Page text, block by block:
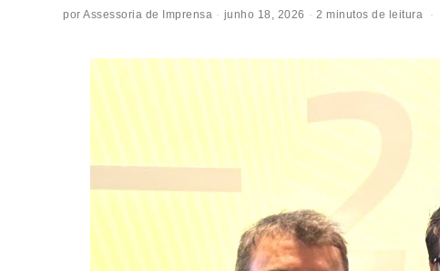
por Assessoria de Imprensa junho 18, 2026 2 minutos de leitura